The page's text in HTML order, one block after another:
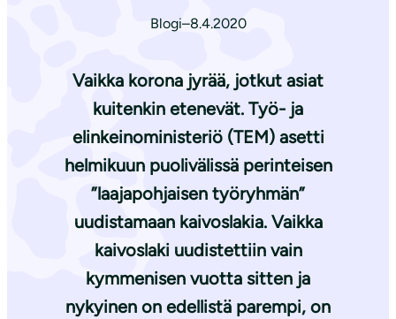
Blogi–8.4.2020
Vaikka korona jyrää, jotkut asiat
kuitenkin etenevät. Työ- ja
elinkeinoministeriö (TEM) asetti
helmikuun puolivälissä perinteisen
”laajapohjaisen työryhmän”
uudistamaan kaivoslakia. Vaikka
kaivoslaki uudistettiin vain
kymmenisen vuotta sitten ja
nykyinen on edellistä parempi, on